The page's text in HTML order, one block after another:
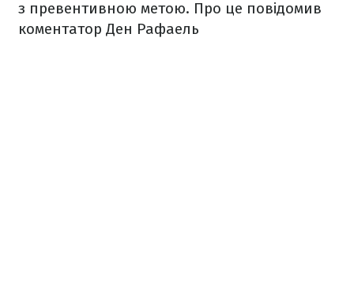
з превентивною метою. Про це повідомив
коментатор Ден Рафаель